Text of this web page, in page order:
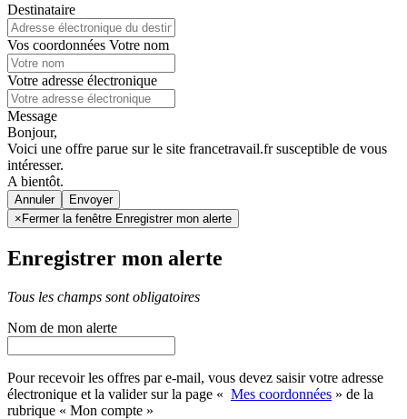
Destinataire
Vos coordonnées Votre nom
Votre adresse électronique
Message
Bonjour,
Voici une offre parue sur le site francetravail.fr susceptible de vous
intéresser.
A bientôt.
Annuler
× Fermer la fenêtre Enregistrer mon alerte
Enregistrer mon alerte
Tous les champs sont obligatoires
Nom de mon alerte
Pour recevoir les offres par e-mail, vous devez saisir votre adresse
électronique et la valider sur la page « Mes coordonnées » de la
rubrique « Mon compte »